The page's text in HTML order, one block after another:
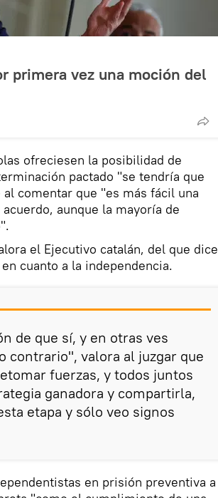
primera vez una moción del
ofreciesen la posibilidad de
pactado "se tendría que
comentar que "es más fácil una
aunque la mayoría de
el Ejecutivo catalán, del que dice
cuanto a la independencia.
de que sí, y en otras ves
contrario", valora al juzgar que
fuerzas, y todos juntos
ganadora y compartirla,
etapa y sólo veo signos
en prisión preventiva a